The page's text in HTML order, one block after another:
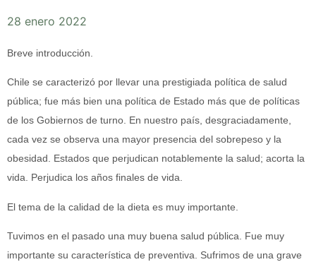
28 enero 2022
Breve introducción.
Chile se caracterizó por llevar una prestigiada política de salud
pública; fue más bien una política de Estado más que de políticas
de los Gobiernos de turno. En nuestro país, desgraciadamente,
cada vez se observa una mayor presencia del sobrepeso y la
obesidad. Estados que perjudican notablemente la salud; acorta la
vida. Perjudica los años finales de vida.
El tema de la calidad de la dieta es muy importante.
Tuvimos en el pasado una muy buena salud pública. Fue muy
importante su característica de preventiva. Sufrimos de una grave